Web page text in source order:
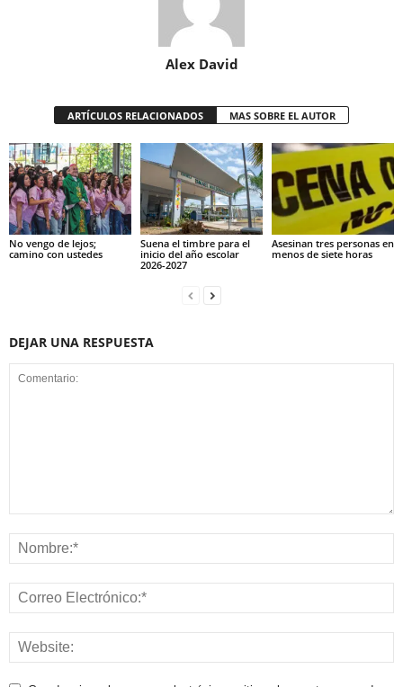
Alex David
ARTÍCULOS RELACIONADOS MAS SOBRE EL AUTOR
No vengo de lejos;
camino con ustedes
Suena el timbre para el
inicio del año escolar
2026-2027
Asesinan tres personas en
menos de siete horas
DEJAR UNA RESPUESTA